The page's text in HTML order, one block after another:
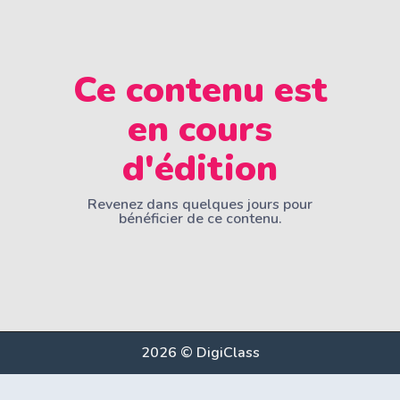
Ce contenu est
en cours
d'édition
Revenez dans quelques jours pour
bénéficier de ce contenu.
2026 © DigiClass